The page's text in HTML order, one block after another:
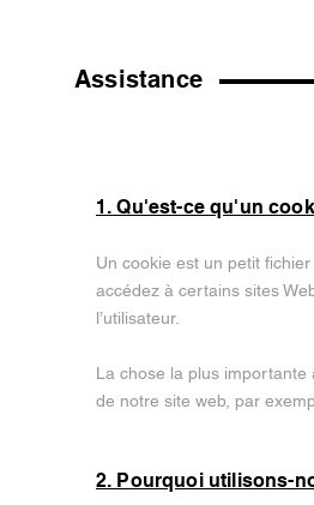
Assistance
1. Qu'est-ce qu'un
Un cookie est un petit
accédez à certains sites
l’utilisateur.
La chose la plus importante
de notre site web, par
2. Pourquoi utilisons-